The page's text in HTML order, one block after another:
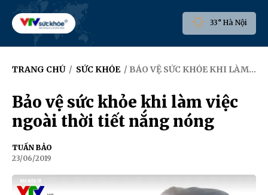
33° Hà Nội
TRANG CHỦ / SỨC KHỎE / BẢO VỆ SỨC KHỎE KHI LÀM VIỆC NGOÀI THỜI TIẾT NẮNG NÓNG
Bảo vệ sức khỏe khi làm việc
ngoài thời tiết nắng nóng
TUẤN BẢO
23/06/2019